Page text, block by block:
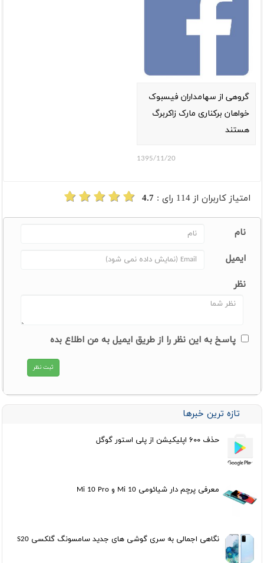
گروهی از سهامداران فیسبوک
خواهان برکناری مارک زاکربرگ
هستند
1395/11/20
امتیاز کاربران از 114 رای : 4.7
نام
ایمیل
نظر
پاسخ به این نظر را از طریق ایمیل به من اطلاع بده
تازه ترین خبرها
حذف ۶۰۰ اپلیکیشن از پلی استور گوگل
معرفی پرچم دار شیائومی Mi 10 و Mi 10 Pro
نگاهی اجمالی به سری گوشی های جدید سامسونگ گلکسی S20